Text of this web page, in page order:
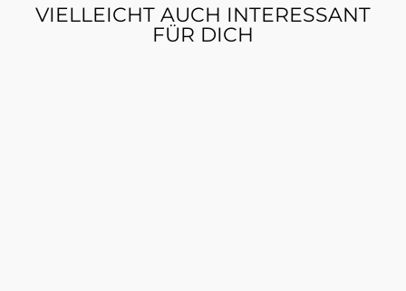
VIELLEICHT AUCH INTERESSANT
FÜR DICH